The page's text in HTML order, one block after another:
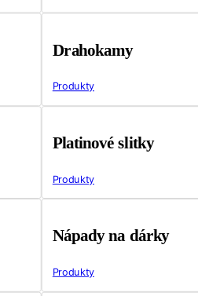
Drahokamy
Produkty
Platinové slitky
Produkty
Nápady na dárky
Produkty